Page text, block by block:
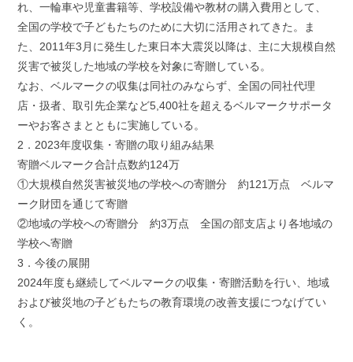
れ、一輪車や児童書籍等、学校設備や教材の購入費用として、
全国の学校で子どもたちのために大切に活用されてきた。ま
た、2011年3月に発生した東日本大震災以降は、主に大規模自然
災害で被災した地域の学校を対象に寄贈している。
なお、ベルマークの収集は同社のみならず、全国の同社代理
店・扱者、取引先企業など5,400社を超えるベルマークサポータ
ーやお客さまとともに実施している。
2．2023年度収集・寄贈の取り組み結果
寄贈ベルマーク合計点数約124万
①大規模自然災害被災地の学校への寄贈分 約121万点 ベルマ
ーク財団を通じて寄贈
②地域の学校への寄贈分 約3万点 全国の部支店より各地域の
学校へ寄贈
3．今後の展開
2024年度も継続してベルマークの収集・寄贈活動を行い、地域
および被災地の子どもたちの教育環境の改善支援につなげてい
く。